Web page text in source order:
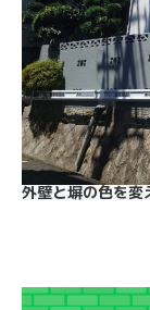
外壁と塀の色を変